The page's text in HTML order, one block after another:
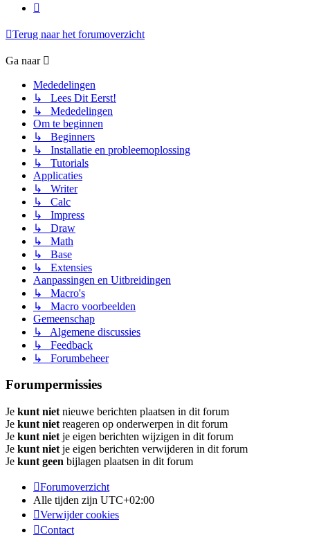
Terug naar het forumoverzicht
Ga naar
Mededelingen
↳ Lees Dit Eerst!
↳ Mededelingen
Om te beginnen
↳ Beginners
↳ Installatie en probleemoplossing
↳ Tutorials
Applicaties
↳ Writer
↳ Calc
↳ Impress
↳ Draw
↳ Math
↳ Base
↳ Extensies
Aanpassingen en Uitbreidingen
↳ Macro's
↳ Macro voorbeelden
Gemeenschap
↳ Algemene discussies
↳ Feedback
↳ Forumbeheer
Forumpermissies
Je kunt niet nieuwe berichten plaatsen in dit forum
Je kunt niet reageren op onderwerpen in dit forum
Je kunt niet je eigen berichten wijzigen in dit forum
Je kunt niet je eigen berichten verwijderen in dit forum
Je kunt geen bijlagen plaatsen in dit forum
Forumoverzicht
Alle tijden zijn UTC+02:00
Verwijder cookies
Contact